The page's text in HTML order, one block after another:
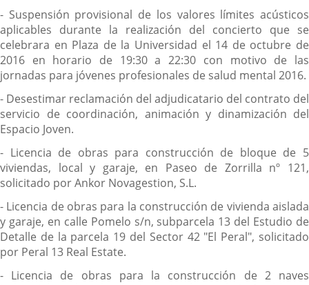
- Suspensión provisional de los valores límites acústicos
aplicables durante la realización del concierto que se
celebrara en Plaza de la Universidad el 14 de octubre de
2016 en horario de 19:30 a 22:30 con motivo de las
jornadas para jóvenes profesionales de salud mental 2016.
- Desestimar reclamación del adjudicatario del contrato del
servicio de coordinación, animación y dinamización del
Espacio Joven.
- Licencia de obras para construcción de bloque de 5
viviendas, local y garaje, en Paseo de Zorrilla nº 121,
solicitado por Ankor Novagestion, S.L.
- Licencia de obras para la construcción de vivienda aislada
y garaje, en calle Pomelo s/n, subparcela 13 del Estudio de
Detalle de la parcela 19 del Sector 42 "El Peral", solicitado
por Peral 13 Real Estate.
- Licencia de obras para la construcción de 2 naves